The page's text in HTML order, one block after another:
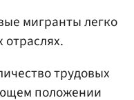
мигранты легко
отраслях.
трудовых
положении